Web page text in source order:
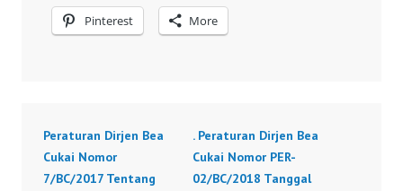
Pinterest More
Peraturan Dirjen Bea
Cukai Nomor
7/BC/2017 Tentang
. Peraturan Dirjen Bea
Cukai Nomor PER-
02/BC/2018 Tanggal